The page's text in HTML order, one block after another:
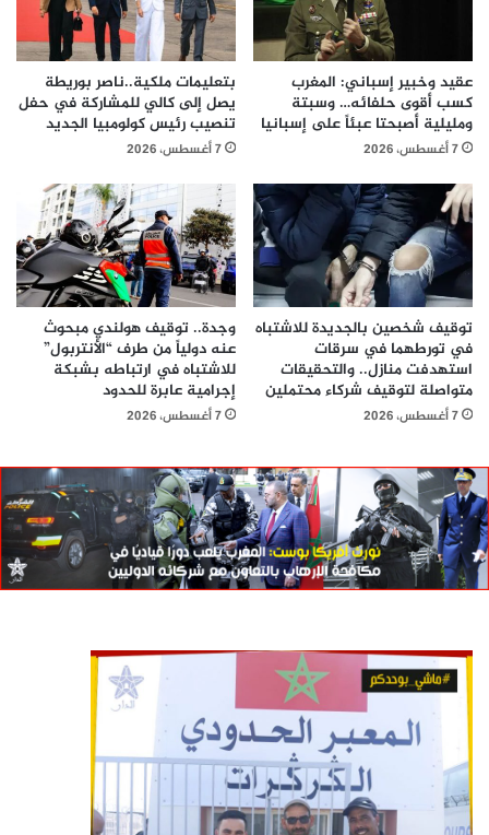
عقيد وخبير إسباني: المغرب
كسب أقوى حلفائه… وسبتة
ومليلية أصبحتا عبئاً على إسبانيا
7 أغسطس، 2026
بتعليمات ملكية..ناصر بوريطة
يصل إلى كالي للمشاركة في حفل
تنصيب رئيس كولومبيا الجديد
7 أغسطس، 2026
توقيف شخصين بالجديدة للاشتباه
في تورطهما في سرقات
استهدفت منازل.. والتحقيقات
متواصلة لتوقيف شركاء محتملين
7 أغسطس، 2026
وجدة.. توقيف هولندي مبحوث
عنه دولياً من طرف “الأنتربول”
للاشتباه في ارتباطه بشبكة
إجرامية عابرة للحدود
7 أغسطس، 2026